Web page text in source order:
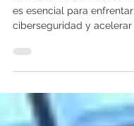
Mantenerse al tanto de
ciberseguridad y